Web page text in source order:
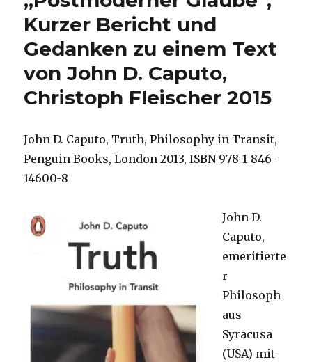
Advent,
„Wann
kommt
das
Reich
Gottes“
Vers
20),
Kurzer Bericht und
Gedanken zu einem Text
von John D. Caputo,
Christoph Fleischer 2015
John D. Caputo, Truth, Philosophy in Transit,
Penguin Books, London 2013, ISBN 978-1-846-
14600-8
John D.
Caputo,
emeritierte
r
Philosoph
aus
Syracusa
(USA) mit